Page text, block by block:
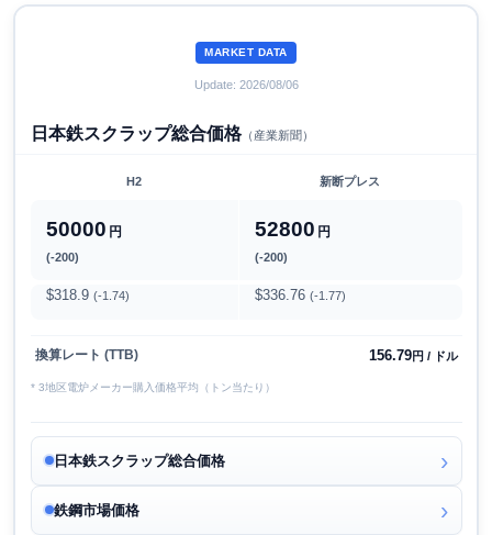
MARKET DATA
Update: 2026/08/06
日本鉄スクラップ総合価格（産業新聞）
H2 新断プレス
50000 円
(-200)
52800 円
(-200)
$318.9 (-1.74) $336.76 (-1.77)
換算レート (TTB) 156.79円 / ドル
* 3地区電炉メーカー購入価格平均（トン当たり）
日本鉄スクラップ総合価格
鉄鋼市場価格